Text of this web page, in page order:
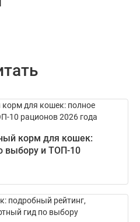
корм для кошек:
выбору и ТОП-10